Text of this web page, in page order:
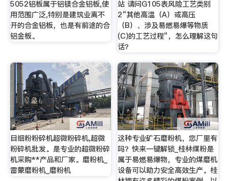
5052铝板属于铝镁合金铝板,使
用范围广泛,特别是建筑业离不
开的合金铝板，也是有前途的合
铝金板。
站 请问G105表风险工艺类别
2“其他高温（A）或高压
（B）、涉及易燃易爆等物质
(C)的工艺过程”，怎么理解这句
话？
目细粉粉碎机超微粉碎机,超微
粉碎机批发。是专业的超微粉碎
机采购**产品和厂家。磨粉机_
雷蒙磨粉机_磨粉机
这种专业矿石磨粉机，您厂里有
吗？快来一键解锁_桂林煤粉是
属于易燃易爆物，专业的煤磨机
设备可以助力安全高效生产。桂